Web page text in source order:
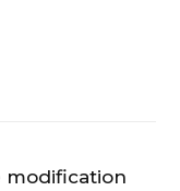
modification